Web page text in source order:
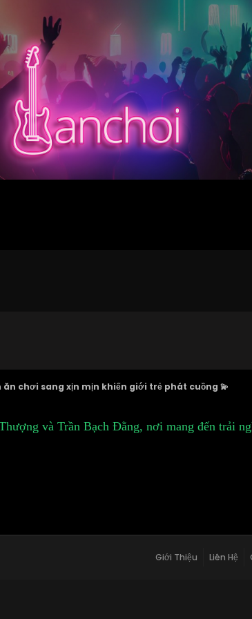
chơi sang xịn mịn khiến giới trẻ phát cuồng 💫
và Trần Bạch Đằng, nơi mang đến trải
Giới Thiệu Liên Hệ